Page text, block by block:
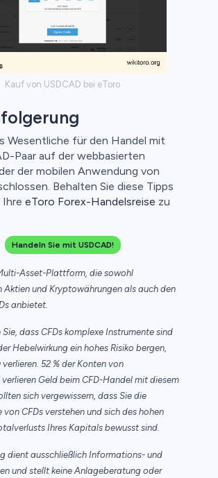
Kauf von USDCAD bei eToro
Wesentliche für den Handel mit
Paar auf der webbasierten
der mobilen Anwendung von
Behalten Sie diese Tipps
Ihre eToro Forex-Handelsreise zu
Handeln Sie mit USDCAD!
Asset-Plattform, die sowohl
Aktien und Kryptowährungen als auch den
anbietet.
dass CFDs komplexe Instrumente sind
Hebelwirkung ein hohes Risiko bergen,
52 % der Konten von
Geld beim CFD-Handel mit diesem
sich vergewissern, dass Sie die
von CFDs verstehen und sich des hohen
Ihres Kapitals bewusst sind.
dient ausschließlich Informations- und
und stellt keine Anlageberatung oder